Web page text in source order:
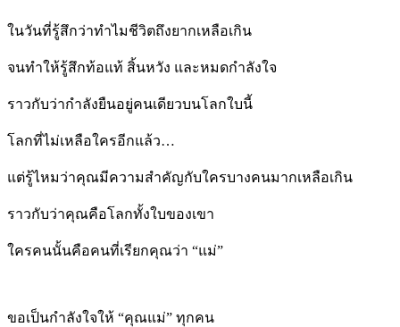
ในวันที่รู้สึกว่าทำไมชีวิตถึงยากเหลือเกิน
จนทำให้รู้สึกท้อแท้ สิ้นหวัง และหมดกำลังใจ
ราวกับว่ากำลังยืนอยู่คนเดียวบนโลกใบนี้
โลกที่ไม่เหลือใครอีกแล้ว…
แต่รู้ไหมว่าคุณมีความสำคัญกับใครบางคนมากเหลือเกิน
ราวกับว่าคุณคือโลกทั้งใบของเขา
ใครคนนั้นคือคนที่เรียกคุณว่า “แม่”
ขอเป็นกำลังใจให้ “คุณแม่” ทุกคน